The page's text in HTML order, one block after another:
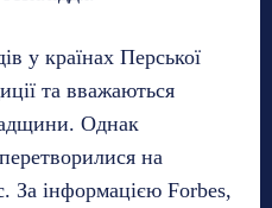
у країнах Перської
та вважаються
Однак
на
За інформацією Forbes,